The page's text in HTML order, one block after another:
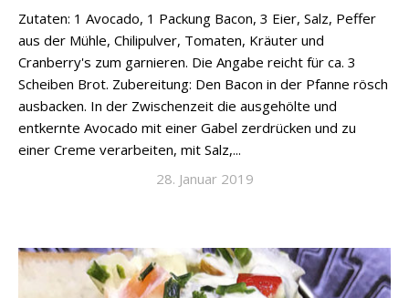
Zutaten: 1 Avocado, 1 Packung Bacon, 3 Eier, Salz, Peffer
aus der Mühle, Chilipulver, Tomaten, Kräuter und
Cranberry's zum garnieren. Die Angabe reicht für ca. 3
Scheiben Brot. Zubereitung: Den Bacon in der Pfanne rösch
ausbacken. In der Zwischenzeit die ausgehölte und
entkernte Avocado mit einer Gabel zerdrücken und zu
einer Creme verarbeiten, mit Salz,...
28. Januar 2019